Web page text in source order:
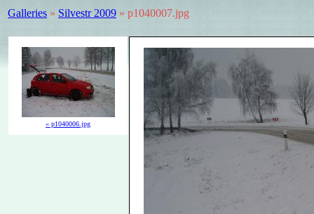
Galleries » Silvestr 2009 » p1040007.jpg
« p1040006.jpg